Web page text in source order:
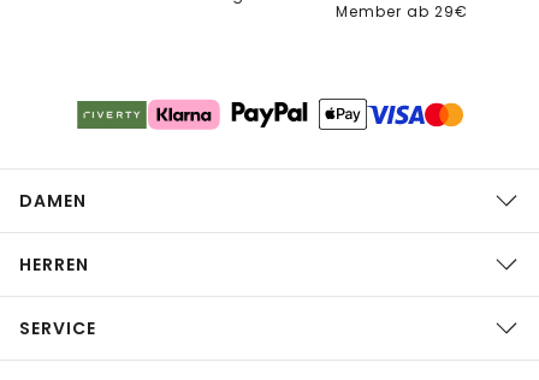
Member ab 29€
DAMEN
HERREN
SERVICE